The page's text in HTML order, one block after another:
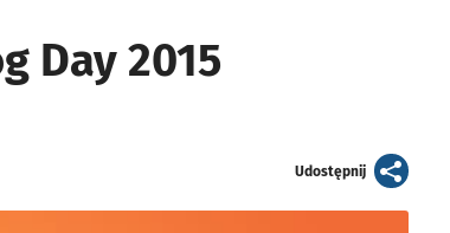
Day 2015
Udostępnijartykuł